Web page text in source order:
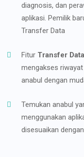
diagnosis, dan
aplikasi. Pemilik
Transfer Data
Fitur Transfer Data
mengakses
anabul dengan
Temukan anabul
menggunakan
disesuaikan